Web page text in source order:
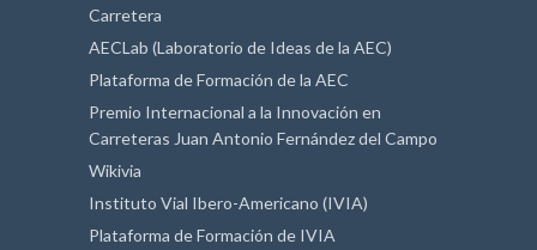
Carretera
AECLab (Laboratorio de Ideas de la AEC)
Plataforma de Formación de la AEC
Premio Internacional a la Innovación en
Carreteras Juan Antonio Fernández del Campo
Wikivia
Instituto Vial Ibero-Americano (IVIA)
Plataforma de Formación de IVIA